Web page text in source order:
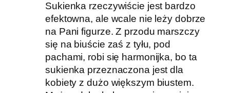
Sukienka rzeczywiście jest bardzo
efektowna, ale wcale nie leży dobrze
na Pani figurze. Z przodu marszczy
się na biuście zaś z tyłu, pod
pachami, robi się harmonijka, bo ta
sukienka przeznaczona jest dla
kobiety z dużo większym biustem.